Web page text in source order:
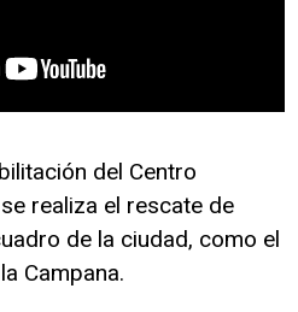
del Centro
realiza el rescate de
de la ciudad, como el
Campana.